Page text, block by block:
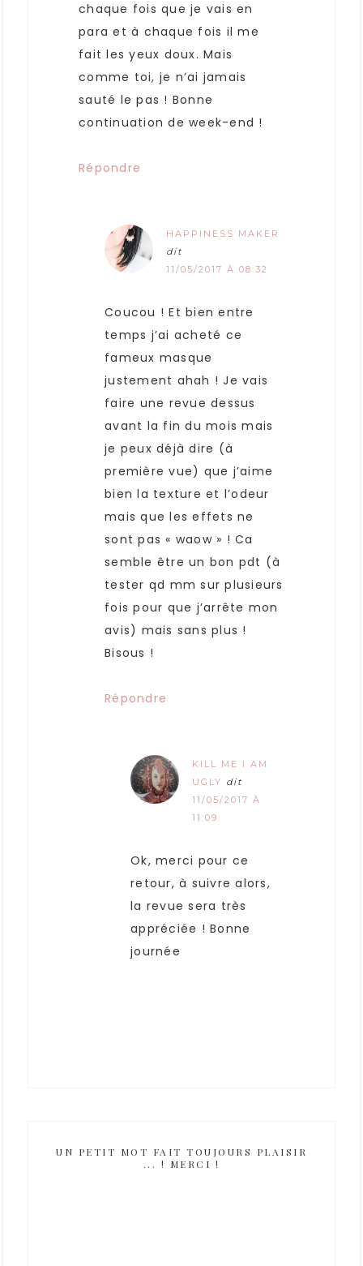
chaque fois que je vais en
para et à chaque fois il me
fait les yeux doux. Mais
comme toi, je n’ai jamais
sauté le pas ! Bonne
continuation de week-end !
Répondre
HAPPINESS MAKER
dit
11/05/2017 À 08:32
Coucou ! Et bien entre
temps j’ai acheté ce
fameux masque
justement ahah ! Je vais
faire une revue dessus
avant la fin du mois mais
je peux déjà dire (à
première vue) que j’aime
bien la texture et l’odeur
mais que les effets ne
sont pas « waow » ! Ca
semble être un bon pdt (à
tester qd mm sur plusieurs
fois pour que j’arrête mon
avis) mais sans plus !
Bisous !
Répondre
KILL ME I AM
UGLY dit
11/05/2017 À
11:09
Ok, merci pour ce
retour, à suivre alors,
la revue sera très
appréciée ! Bonne
journée
UN PETIT MOT FAIT TOUJOURS PLAISIR
... ! MERCI !